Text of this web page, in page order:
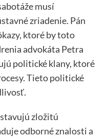
musí
zriadenie. Pán
ktoré by toto
advokáta Petra
politické klany, ktoré
Tieto politické
zložitú
odborné znalosti a